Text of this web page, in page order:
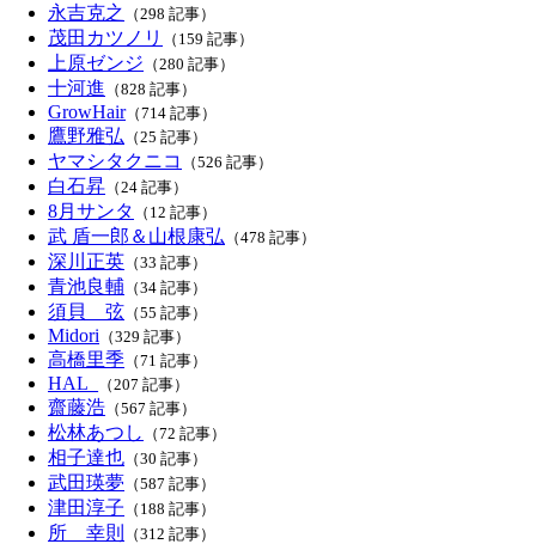
永吉克之 （298 記事）
茂田カツノリ （159 記事）
上原ゼンジ （280 記事）
十河進 （828 記事）
GrowHair（714 記事）
鷹野雅弘 （25 記事）
ヤマシタクニコ （526 記事）
白石昇 （24 記事）
8月サンタ （12 記事）
武 盾一郎＆山根康弘 （478 記事）
深川正英 （33 記事）
青池良輔 （34 記事）
須貝 弦 （55 記事）
Midori （329 記事）
高橋里季 （71 記事）
HAL_ （207 記事）
齋藤浩 （567 記事）
松林あつし （72 記事）
相子達也 （30 記事）
武田瑛夢 （587 記事）
津田淳子 （188 記事）
所 幸則 （312 記事）